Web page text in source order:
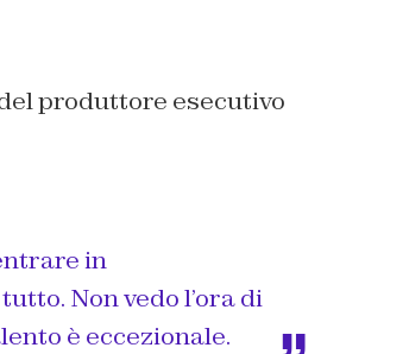
produttore esecutivo
in
Non vedo l’ora di
è eccezionale.